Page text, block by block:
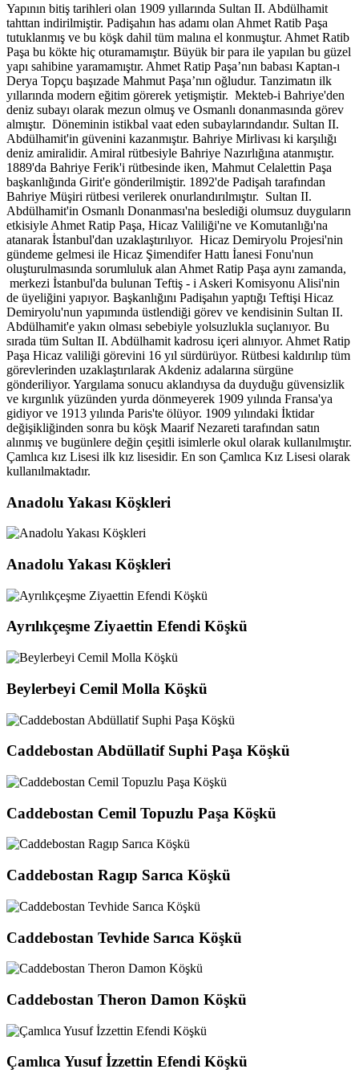
Yapının bitiş tarihleri olan 1909 yıllarında Sultan II. Abdülhamit
tahttan indirilmiştir. Padişahın has adamı olan Ahmet Ratib Paşa
tutuklanmış ve bu köşk dahil tüm malına el konmuştur. Ahmet Ratib
Paşa bu kökte hiç oturamamıştır. Büyük bir para ile yapılan bu güzel
yapı sahibine yaramamıştır. Ahmet Ratip Paşa’nın babası Kaptan-ı
Derya Topçu başızade Mahmut Paşa’nın oğludur. Tanzimatın ilk
yıllarında modern eğitim görerek yetişmiştir. Mekteb-i Bahriye'den
deniz subayı olarak mezun olmuş ve Osmanlı donanmasında görev
almıştır. Döneminin istikbal vaat eden subaylarındandır. Sultan II.
Abdülhamit'in güvenini kazanmıştır. Bahriye Mirlivası ki karşılığı
deniz amiralidir. Amiral rütbesiyle Bahriye Nazırlığına atanmıştır.
1889'da Bahriye Ferik'i rütbesinde iken, Mahmut Celalettin Paşa
başkanlığında Girit'e gönderilmiştir. 1892'de Padişah tarafından
Bahriye Müşiri rütbesi verilerek onurlandırılmıştır. Sultan II.
Abdülhamit'in Osmanlı Donanması'na beslediği olumsuz duyguların
etkisiyle Ahmet Ratip Paşa, Hicaz Valiliği'ne ve Komutanlığı'na
atanarak İstanbul'dan uzaklaştırılıyor. Hicaz Demiryolu Projesi'nin
gündeme gelmesi ile Hicaz Şimendifer Hattı İanesi Fonu'nun
oluşturulmasında sorumluluk alan Ahmet Ratip Paşa aynı zamanda,
merkezi İstanbul'da bulunan Teftiş - i Askeri Komisyonu Alisi'nin
de üyeliğini yapıyor. Başkanlığını Padişahın yaptığı Teftişi Hicaz
Demiryolu'nun yapımında üstlendiği görev ve kendisinin Sultan II.
Abdülhamit'e yakın olması sebebiyle yolsuzlukla suçlanıyor. Bu
sırada tüm Sultan II. Abdülhamit kadrosu içeri alınıyor. Ahmet Ratip
Paşa Hicaz valiliği görevini 16 yıl sürdürüyor. Rütbesi kaldırılıp tüm
görevlerinden uzaklaştırılarak Akdeniz adalarına sürgüne
gönderiliyor. Yargılama sonucu aklandıysa da duyduğu güvensizlik
ve kırgınlık yüzünden yurda dönmeyerek 1909 yılında Fransa'ya
gidiyor ve 1913 yılında Paris'te ölüyor. 1909 yılındaki İktidar
değişikliğinden sonra bu köşk Maarif Nezareti tarafından satın
alınmış ve bugünlere değin çeşitli isimlerle okul olarak kullanılmıştır.
Çamlıca kız Lisesi ilk kız lisesidir. En son Çamlıca Kız Lisesi olarak
kullanılmaktadır.
Anadolu Yakası Köşkleri
Anadolu Yakası Köşkleri
Ayrılıkçeşme Ziyaettin Efendi Köşkü
Beylerbeyi Cemil Molla Köşkü
Caddebostan Abdüllatif Suphi Paşa Köşkü
Caddebostan Cemil Topuzlu Paşa Köşkü
Caddebostan Ragıp Sarıca Köşkü
Caddebostan Tevhide Sarıca Köşkü
Caddebostan Theron Damon Köşkü
Çamlıca Yusuf İzzettin Efendi Köşkü